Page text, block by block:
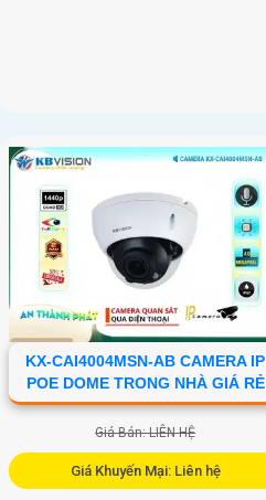
KX-CAI4004MSN-AB CAMERA IP
POE DOME TRONG NHÀ GIÁ RẺ
Giá Bán: LIÊN HỆ
Giá Khuyến Mại: Liên hệ